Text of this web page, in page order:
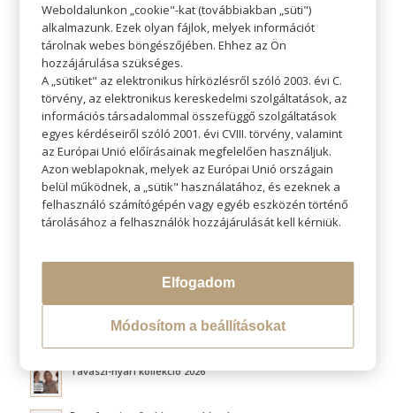
KERESÉS
LEGÚJABB BLOGOK
Hővédelem hajformázás közben
Fluffy hair és a légies volumen titka
Tavaszi-nyári kollekció 2026
Weboldalunkon „cookie"-kat (továbbiakban „süti")
alkalmazunk. Ezek olyan fájlok, melyek információt
tárolnak webes böngészőjében. Ehhez az Ön
hozzájárulása szükséges.
A „sütiket" az elektronikus hírközlésről szóló 2003. évi C.
törvény, az elektronikus kereskedelmi szolgáltatások, az
információs társadalommal összefüggő szolgáltatások
egyes kérdéseiről szóló 2001. évi CVIII. törvény, valamint
az Európai Unió előírásainak megfelelően használjuk.
Azon weblapoknak, melyek az Európai Unió országain
belül működnek, a „sütik" használatához, és ezeknek a
felhasználó számítógépén vagy egyéb eszközén történő
tárolásához a felhasználók hozzájárulását kell kérniük.
Elfogadom
Módosítom a beállításokat